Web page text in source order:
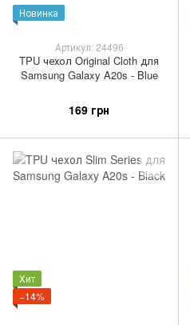
Новинка
Артикул: 24496
TPU чехол Original Cloth для
Samsung Galaxy A20s - Blue
169 грн
Хит
−14%